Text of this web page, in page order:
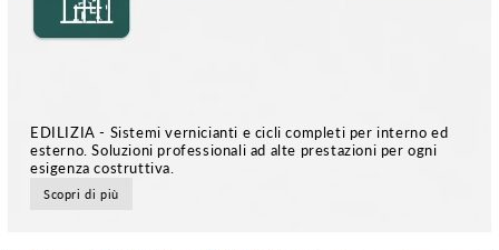
EDILIZIA - Sistemi vernicianti e cicli completi per interno ed
esterno. Soluzioni professionali ad alte prestazioni per ogni
esigenza costruttiva.
Scopri di più